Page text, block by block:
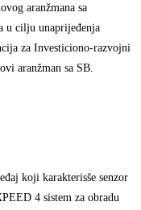
aranžmana sa
u cilju unaprijeđenja
za Investiciono-razvojni
aranžman sa SB.
koji karakterisše senzor
4 sistem za obradu